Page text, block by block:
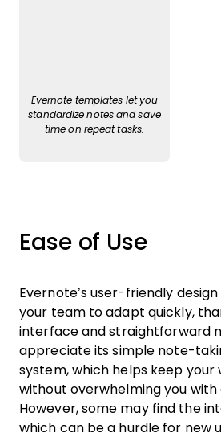
Evernote templates let you
standardize notes and save
time on repeat tasks.
Ease of Use
Evernote’s user-friendly
your team to adapt quickly,
interface and straightforward
appreciate its simple note-
system, which helps keep your
without overwhelming you with
However, some may find the
which can be a hurdle for new